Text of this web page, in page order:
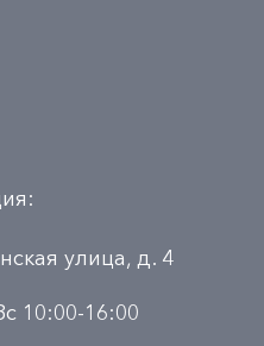
улица, д. 4
10:00-16:00